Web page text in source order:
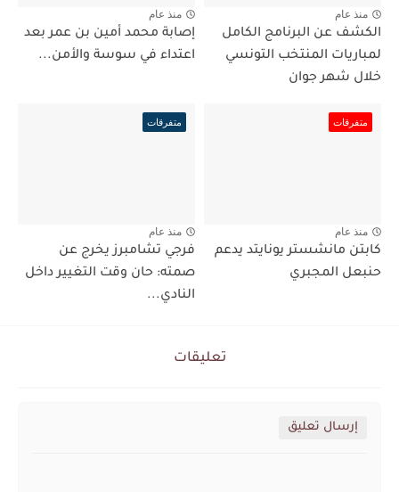
منذ عام
الكشف عن البرنامج الكامل
لمباريات المنتخب التونسي
خلال شهر جوان
منذ عام
إصابة محمد أمين بن عمر بعد
اعتداء في سوسة والأمن...
متفرقات
منذ عام
كابتن مانشستر يونايتد يدعم
حنبعل المجبري
متفرقات
منذ عام
فرجي تشامبرز يخرج عن
صمته: حان وقت التغيير داخل
النادي...
تعليقات
إرسال تعليق